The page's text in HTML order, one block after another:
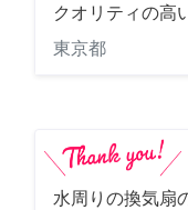
クオリティの高
東京都
水周りの換気扇